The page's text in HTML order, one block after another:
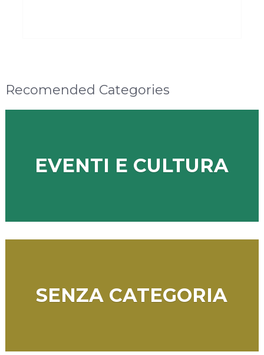
Recomended Categories
EVENTI E CULTURA
SENZA CATEGORIA